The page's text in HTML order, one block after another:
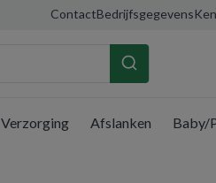
ContactBedrijfsgegevens
Winkelwagen
Verzorging Afslanken Baby/